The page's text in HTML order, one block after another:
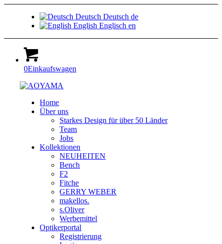
Deutsch Deutsch de
English Englisch en
0Einkaufswagen
Home
Über uns
Starkes Design für über 50 Länder
Team
Jobs
Kollektionen
NEUHEITEN
Bench
F2
Fitche
GERRY WEBER
makellos.
s.Oliver
Werbemittel
Optikerportal
Registrierung